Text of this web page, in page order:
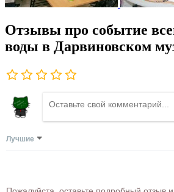
Отзывы про событие
воды в Дарвиновском
Лучшие